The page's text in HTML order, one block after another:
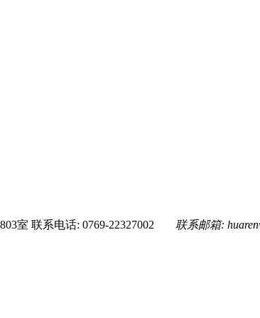
室 联系电话: 0769-22327002 联系邮箱: